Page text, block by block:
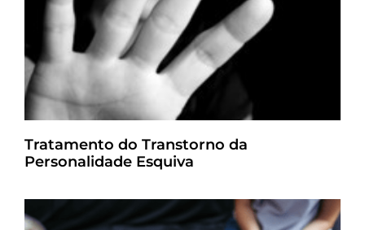
Tratamento do Transtorno da
Personalidade Esquiva